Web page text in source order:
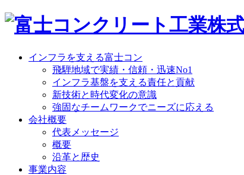
インフラを支える富士コン
飛騨地域で実績・信頼・迅速No1
インフラ基盤を支える責任と貢献
新技術と時代変化の意識
強固なチームワークでニーズに応える
会社概要
代表メッセージ
概要
沿革と歴史
事業内容